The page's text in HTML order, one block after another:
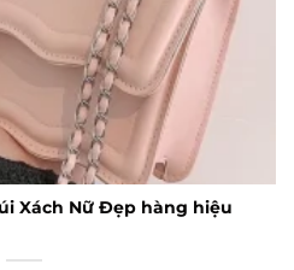
Xách Nữ Đẹp hàng hiệu